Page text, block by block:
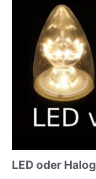
LED oder